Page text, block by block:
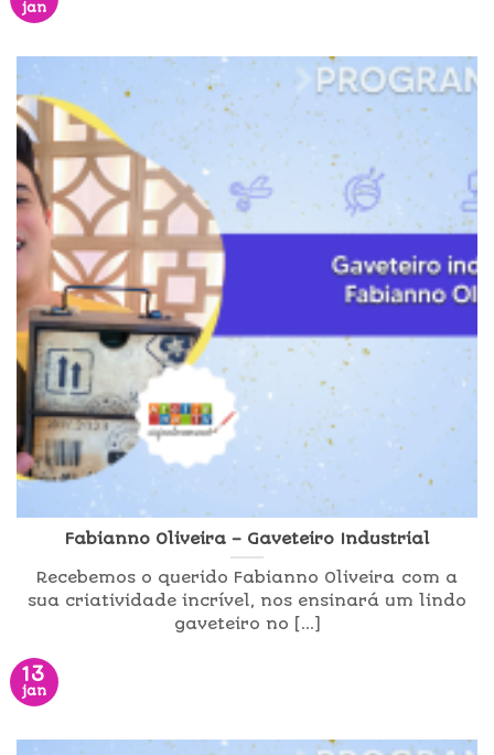
jan
Fabianno Oliveira – Gaveteiro Industrial
Recebemos o querido Fabianno Oliveira com a
sua criatividade incrível, nos ensinará um lindo
gaveteiro no [...]
13
jan